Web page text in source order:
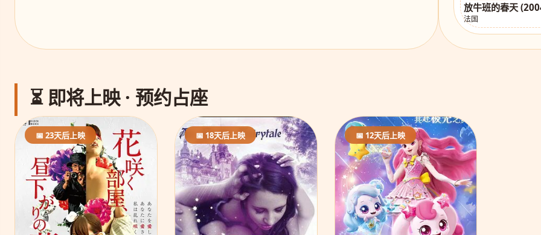
放牛班的春天
法国
⏳ 即将上映 · 预约占座
📅 23天后上映 📅 18天后上映 📅 12天后上映